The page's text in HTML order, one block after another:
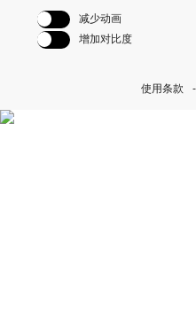
减少动画
增加对比度
使用条款